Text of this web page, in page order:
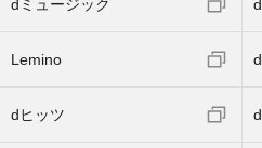
dミュージック
Lemino
dヒッツ